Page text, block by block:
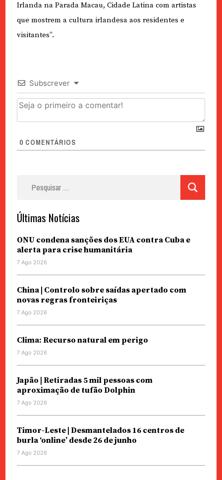
Irlanda na Parada Macau, Cidade Latina com artistas
que mostrem a cultura irlandesa aos residentes e
visitantes”.
Subscrever
0 COMENTÁRIOS
Últimas Notícias
ONU condena sanções dos EUA contra Cuba e
alerta para crise humanitária
7 Ago 2026
China | Controlo sobre saídas apertado com
novas regras fronteiriças
7 Ago 2026
Clima: Recurso natural em perigo
7 Ago 2026
Japão | Retiradas 5 mil pessoas com
aproximação de tufão Dolphin
7 Ago 2026
Timor-Leste | Desmantelados 16 centros de
burla ‘online’ desde 26 de junho
7 Ago 2026